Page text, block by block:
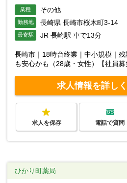
業種 その他
勤務地 長崎県 長崎市桜木町3-14
最寄駅 JR 長崎駅 車で13分
長崎市｜18時台終業｜中小規模｜
も安心かも（28歳・女性）【社員募
求人情報を詳し
求人を保存 電話で質問
ひかり町薬局